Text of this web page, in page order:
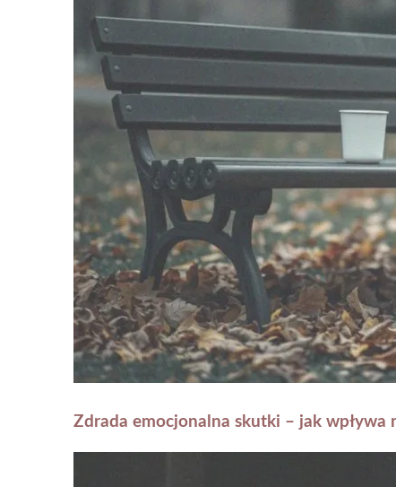
Zdrada emocjonalna skutki – jak wpływa